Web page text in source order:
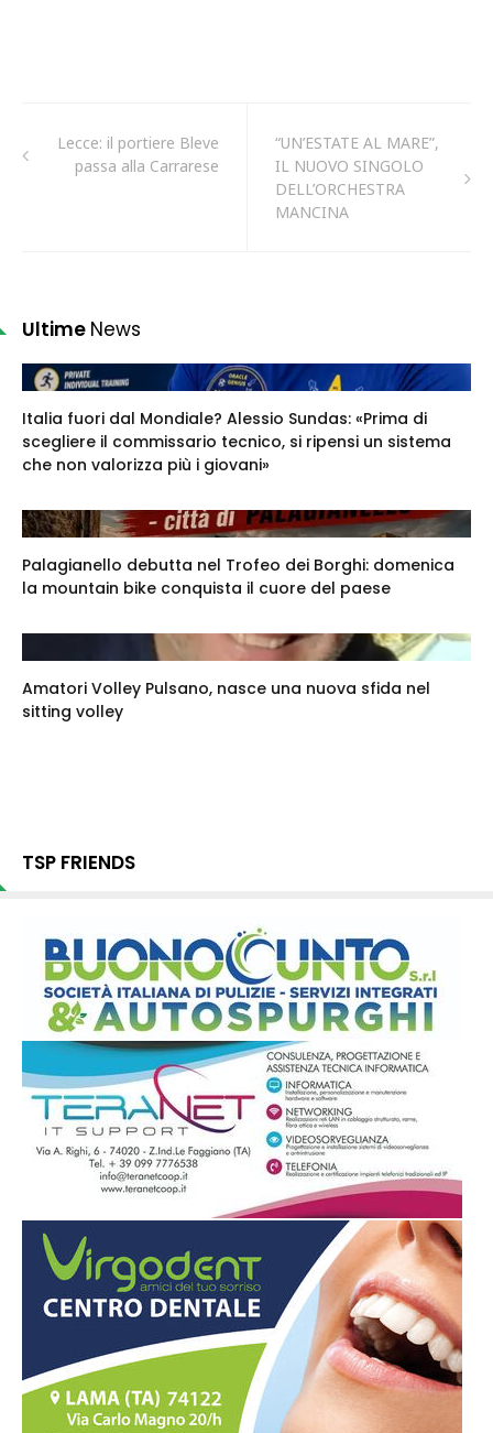
Lecce: il portiere Bleve
passa alla Carrarese
“UN’ESTATE AL MARE”,
IL NUOVO SINGOLO
DELL’ORCHESTRA
MANCINA
Ultime News
Italia fuori dal Mondiale? Alessio Sundas: «Prima di
scegliere il commissario tecnico, si ripensi un sistema
che non valorizza più i giovani»
Palagianello debutta nel Trofeo dei Borghi: domenica
la mountain bike conquista il cuore del paese
Amatori Volley Pulsano, nasce una nuova sfida nel
sitting volley
TSP FRIENDS